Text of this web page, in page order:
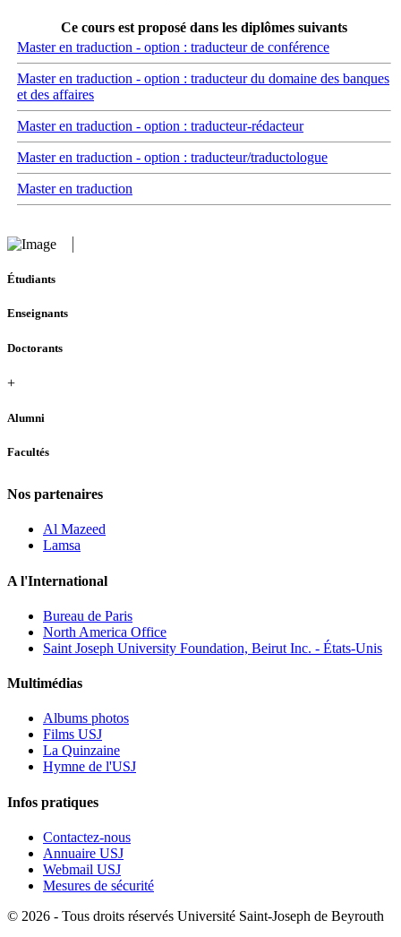
Ce cours est proposé dans les diplômes suivants
Master en traduction - option : traducteur de conférence
Master en traduction - option : traducteur du domaine des banques
et des affaires
Master en traduction - option : traducteur-rédacteur
Master en traduction - option : traducteur/traductologue
Master en traduction
Étudiants
Enseignants
Doctorants
+
Alumni
Facultés
Nos partenaires
Al Mazeed
Lamsa
A l'International
Bureau de Paris
North America Office
Saint Joseph University Foundation, Beirut Inc. - États-Unis
Multimédias
Albums photos
Films USJ
La Quinzaine
Hymne de l'USJ
Infos pratiques
Contactez-nous
Annuaire USJ
Webmail USJ
Mesures de sécurité
© 2026 - Tous droits réservés Université Saint-Joseph de Beyrouth